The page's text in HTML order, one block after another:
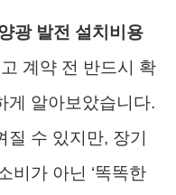
광 발전 설치비용
계약 전 반드시 확
게 알아보았습니다.
질 수 있지만, 장기
비가 아닌 ‘똑똑한